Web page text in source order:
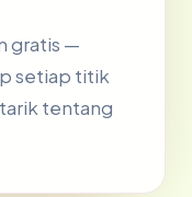
gratis —
setiap titik
tentang